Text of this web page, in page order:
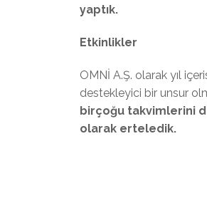
yaptık.
Etkinlikler
OMNİ A.Ş. olarak yıl
destekleyici bir unsur
birçoğu takvimlerini
olarak erteledik.